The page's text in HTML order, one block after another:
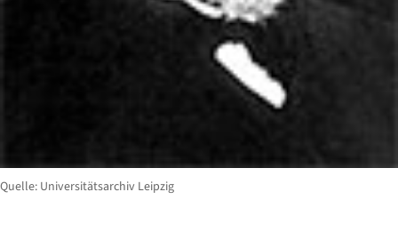
Quelle: Universitätsarchiv Leipzig